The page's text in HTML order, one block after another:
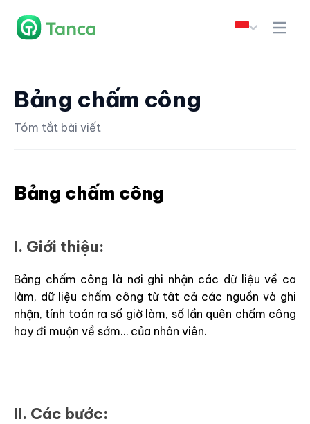
Bảng chấm công
Tóm tắt bài viết
Bảng chấm công
I. Giới thiệu:
Bảng chấm công là nơi ghi nhận các dữ liệu về ca
làm, dữ liệu chấm công từ tât cả các nguồn và ghi
nhận, tính toán ra số giờ làm, số lần quên chấm công
hay đi muộn về sớm… của nhân viên.
II. Các bước: